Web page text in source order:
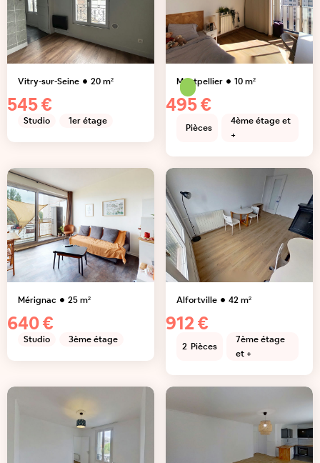
Vitry-sur-Seine 20m²
545 €
Studio 1er étage
Montpellier 10m²
495 €
Pièces
4ème étage et
+
Mérignac 25m²
640 €
Studio 3ème étage
Alfortville 42m²
912 €
2 Pièces
7ème étage
et +